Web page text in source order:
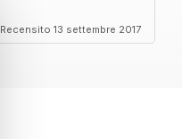
Recensito 13 settembre 2017